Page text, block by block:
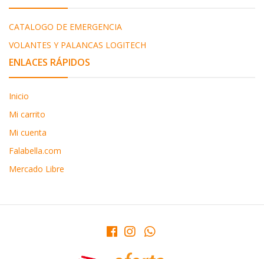
CATALOGO DE EMERGENCIA
VOLANTES Y PALANCAS LOGITECH
ENLACES RÁPIDOS
Inicio
Mi carrito
Mi cuenta
Falabella.com
Mercado Libre